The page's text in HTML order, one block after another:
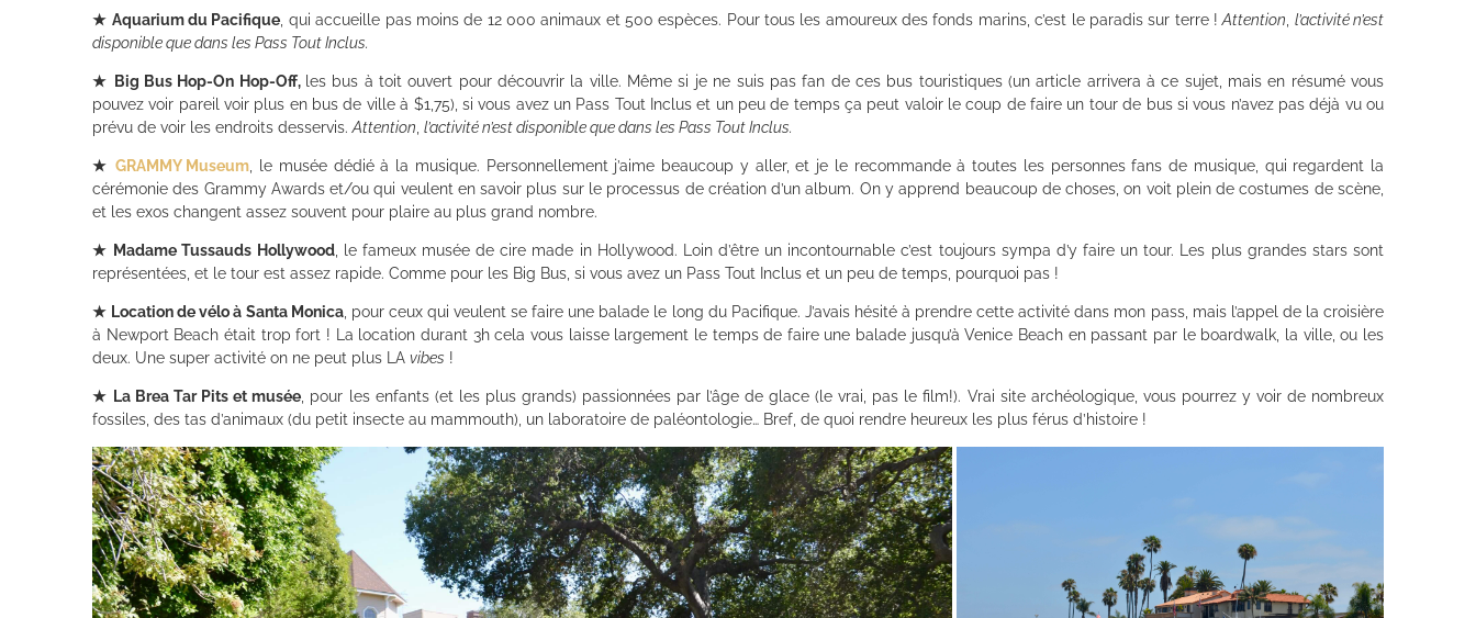
★ Aquarium du Pacifique, qui accueille pas moins de 12 000 animaux et 500 espèces. Pour tous les amoureux des fonds marins, c’est le paradis sur terre !Attention, l’activité n’est
disponible que dans les Pass Tout Inclus.
★ Big Bus Hop-On Hop-Off, les bus à toit ouvert pour découvrir la ville. Même si je ne suis pas fan de ces bus touristiques (un article arrivera à ce sujet, mais en résumé vous
pouvez voir pareil voir plus en bus de ville à $1,75), si vous avez un Pass Tout Inclus et un peu de temps ça peut valoir le coup de faire un tour de bus si vous n’avez pas déjà vu ou
prévu de voir les endroits desservis.Attention, l’activité n’est disponible que dans les Pass Tout Inclus.
★ GRAMMY Museum, le musée dédié à la musique. Personnellement j’aime beaucoup y aller, et je le recommande à toutes les personnes fans de musique, qui regardent la
cérémonie des Grammy Awards et/ou qui veulent en savoir plus sur le processus de création d’un album. On y apprend beaucoup de choses, on voit plein de costumes de scène,
et les exos changent assez souvent pour plaire au plus grand nombre.
★ Madame Tussauds Hollywood, le fameux musée de cire made in Hollywood. Loin d’être un incontournable c’est toujours sympa d’y faire un tour. Les plus grandes stars sont
représentées, et le tour est assez rapide. Comme pour les Big Bus, si vous avez un Pass Tout Inclus et un peu de temps, pourquoi pas !
★ Location de vélo à Santa Monica, pour ceux qui veulent se faire une balade le long du Pacifique. J’avais hésité à prendre cette activité dans mon pass, mais l’appel de la croisière
à Newport Beach était trop fort ! La location durant 3h cela vous laisse largement le temps de faire une balade jusqu’à Venice Beach en passant par le boardwalk, la ville, ou les
deux. Une super activité on ne peut plus LA vibes !
★ La Brea Tar Pits et musée, pour les enfants (et les plus grands) passionnées par l’âge de glace (le vrai, pas le film!). Vrai site archéologique, vous pourrez y voir de nombreux
fossiles, des tas d’animaux (du petit insecte au mammouth), un laboratoire de paléontologie… Bref, de quoi rendre heureux les plus férus d’histoire !